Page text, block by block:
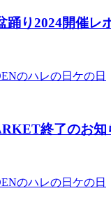
踊り2024開催レ
のハレの日ケの日
終了のお知
のハレの日ケの日